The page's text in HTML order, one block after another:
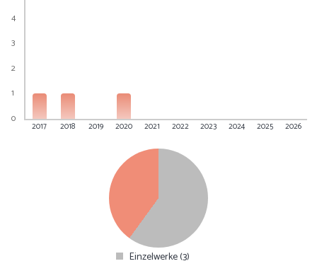
0
1
2
3
4
2017 2018 2019 2020 2021 2022 2023 2024 2025 2026
Einzelwerke (3)